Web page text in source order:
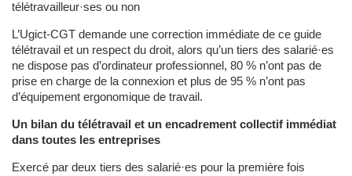
télétravailleur·ses ou non
L’Ugict-CGT demande une correction immédiate de ce guide
télétravail et un respect du droit, alors qu’un tiers des salarié·es
ne dispose pas d’ordinateur professionnel, 80 % n’ont pas de
prise en charge de la connexion et plus de 95 % n’ont pas
d’équipement ergonomique de travail.
Un bilan du télétravail et un encadrement collectif immédiat
dans toutes les entreprises
Exercé par deux tiers des salarié·es pour la première fois